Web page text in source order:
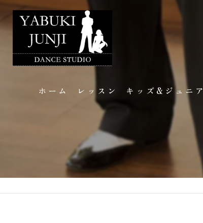
ホーム レッスン
講師のご紹介
個人レッスン
団体レッスン
キッズ&ジュニア